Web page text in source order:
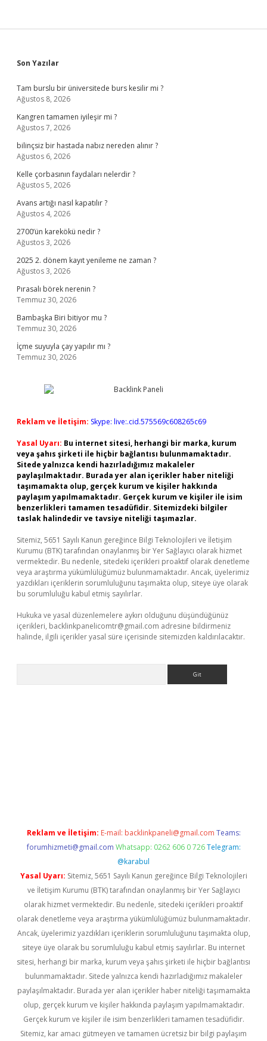
Sidebar
Son Yazılar
Tam burslu bir üniversitede burs kesilir mi ?
Ağustos 8, 2026
Kangren tamamen iyileşir mi ?
Ağustos 7, 2026
bilinçsiz bir hastada nabız nereden alınır ?
Ağustos 6, 2026
Kelle çorbasının faydaları nelerdir ?
Ağustos 5, 2026
Avans artığı nasıl kapatılır ?
Ağustos 4, 2026
2700’ün karekökü nedir ?
Ağustos 3, 2026
2025 2. dönem kayıt yenileme ne zaman ?
Ağustos 3, 2026
Pırasalı börek nerenin ?
Temmuz 30, 2026
Bambaşka Biri bitiyor mu ?
Temmuz 30, 2026
İçme suyuyla çay yapılır mı ?
Temmuz 30, 2026
Reklam ve İletişim: Skype: live:.cid.575569c608265c69
Yasal Uyarı: Bu internet sitesi, herhangi bir marka, kurum
veya şahıs şirketi ile hiçbir bağlantısı bulunmamaktadır.
Sitede yalnızca kendi hazırladığımız makaleler
paylaşılmaktadır. Burada yer alan içerikler haber niteliği
taşımamakta olup, gerçek kurum ve kişiler hakkında
paylaşım yapılmamaktadır. Gerçek kurum ve kişiler ile isim
benzerlikleri tamamen tesadüfidir. Sitemizdeki bilgiler
taslak halindedir ve tavsiye niteliği taşımazlar.
Sitemiz, 5651 Sayılı Kanun gereğince Bilgi Teknolojileri ve İletişim
Kurumu (BTK) tarafından onaylanmış bir Yer Sağlayıcı olarak hizmet
vermektedir. Bu nedenle, sitedeki içerikleri proaktif olarak denetleme
veya araştırma yükümlülüğümüz bulunmamaktadır. Ancak, üyelerimiz
yazdıkları içeriklerin sorumluluğunu taşımakta olup, siteye üye olarak
bu sorumluluğu kabul etmiş sayılırlar.
Hukuka ve yasal düzenlemelere aykırı olduğunu düşündüğünüz
içerikleri, backlinkpanelicomtr@gmail.com adresine bildirmeniz
halinde, ilgili içerikler yasal süre içerisinde sitemizden kaldırılacaktır.
Reklam ve İletişim: E-mail: backlinkpaneli@gmail.com Teams:
forumhizmeti@gmail.com Whatsapp: 0262 606 0 726 Telegram:
@karabul
Yasal Uyarı: Sitemiz, 5651 Sayılı Kanun gereğince Bilgi Teknolojileri
ve İletişim Kurumu (BTK) tarafından onaylanmış bir Yer Sağlayıcı
olarak hizmet vermektedir. Bu nedenle, sitedeki içerikleri proaktif
olarak denetleme veya araştırma yükümlülüğümüz bulunmamaktadır.
Ancak, üyelerimiz yazdıkları içeriklerin sorumluluğunu taşımakta olup,
siteye üye olarak bu sorumluluğu kabul etmiş sayılırlar. Bu internet
sitesi, herhangi bir marka, kurum veya şahıs şirketi ile hiçbir bağlantısı
bulunmamaktadır. Sitede yalnızca kendi hazırladığımız makaleler
paylaşılmaktadır. Burada yer alan içerikler haber niteliği taşımamakta
olup, gerçek kurum ve kişiler hakkında paylaşım yapılmamaktadır.
Gerçek kurum ve kişiler ile isim benzerlikleri tamamen tesadüfidir.
Sitemiz, kar amacı gütmeyen ve tamamen ücretsiz bir bilgi paylaşım